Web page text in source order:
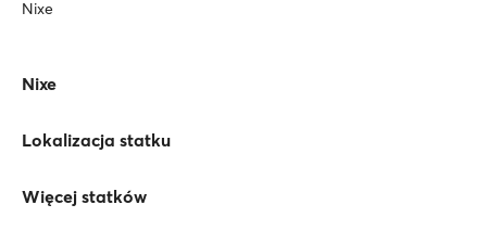
Nixe
Nixe
Lokalizacja statku
Więcej statków